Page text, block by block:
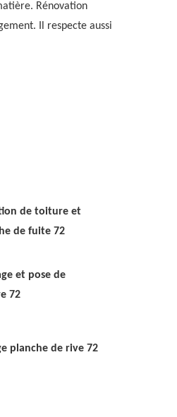
Rénovation
Il respecte aussi
de toiture et
de fuite 72
et pose de
72
planche de rive 72